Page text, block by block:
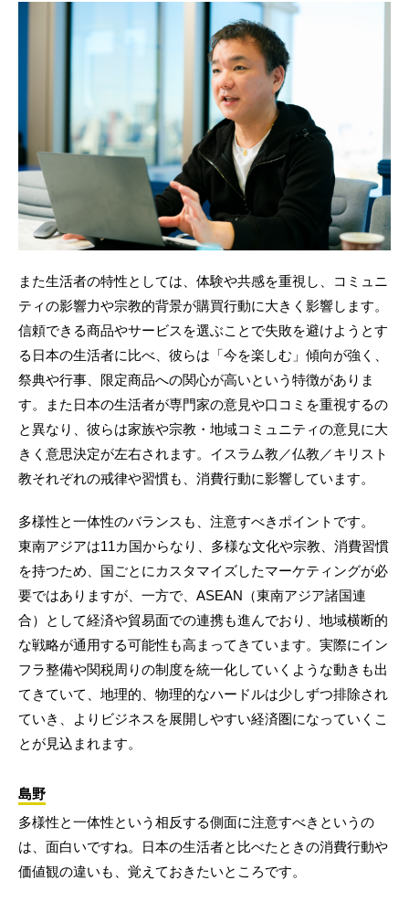
また生活者の特性としては、体験や共感を重視し、コミュニ
ティの影響力や宗教的背景が購買行動に大きく影響します。
信頼できる商品やサービスを選ぶことで失敗を避けようとす
る日本の生活者に比べ、彼らは「今を楽しむ」傾向が強く、
祭典や行事、限定商品への関心が高いという特徴がありま
す。また日本の生活者が専門家の意見や口コミを重視するの
と異なり、彼らは家族や宗教・地域コミュニティの意見に大
きく意思決定が左右されます。イスラム教／仏教／キリスト
教それぞれの戒律や習慣も、消費行動に影響しています。
多様性と一体性のバランスも、注意すべきポイントです。
東南アジアは11カ国からなり、多様な文化や宗教、消費習慣
を持つため、国ごとにカスタマイズしたマーケティングが必
要ではありますが、一方で、ASEAN（東南アジア諸国連
合）として経済や貿易面での連携も進んでおり、地域横断的
な戦略が通用する可能性も高まってきています。実際にイン
フラ整備や関税周りの制度を統一化していくような動きも出
てきていて、地理的、物理的なハードルは少しずつ排除され
ていき、よりビジネスを展開しやすい経済圏になっていくこ
とが見込まれます。
島野
多様性と一体性という相反する側面に注意すべきというの
は、面白いですね。日本の生活者と比べたときの消費行動や
価値観の違いも、覚えておきたいところです。